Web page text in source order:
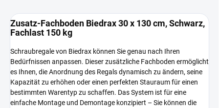
Zusatz-Fachboden Biedrax 30 x 130 cm, Schwarz,
Fachlast 150 kg
Schraubregale von Biedrax können Sie genau nach Ihren
Bedürfnissen anpassen. Dieser zusätzliche Fachboden ermöglicht
es Ihnen, die Anordnung des Regals dynamisch zu ändern, seine
Kapazität zu erhöhen oder einen perfekten Stauraum für einen
bestimmten Warentyp zu schaffen. Das System ist für eine
einfache Montage und Demontage konzipiert – Sie können die